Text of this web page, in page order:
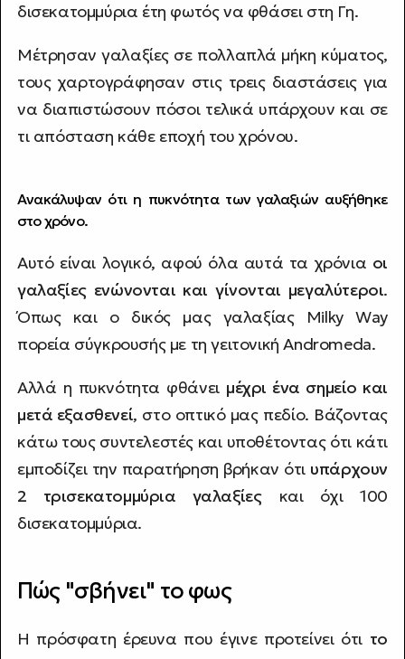
δισεκατομμύρια έτη φωτός να φθάσει στη Γη.
Μέτρησαν γαλαξίες σε πολλαπλά μήκη κύματος,
τους χαρτογράφησαν στις τρεις διαστάσεις για
να διαπιστώσουν πόσοι τελικά υπάρχουν και σε
τι απόσταση κάθε εποχή του χρόνου.
Ανακάλυψαν ότι η πυκνότητα των γαλαξιών αυξήθηκε
στο χρόνο.
Αυτό είναι λογικό, αφού όλα αυτά τα χρόνια οι
γαλαξίες ενώνονται και γίνονται μεγαλύτεροι.
Όπως και ο δικός μας γαλαξίας Milky Way
πορεία σύγκρουσής με τη γειτονική Andromeda.
Αλλά η πυκνότητα φθάνει μέχρι ένα σημείο και
μετά εξασθενεί, στο οπτικό μας πεδίο. Βάζοντας
κάτω τους συντελεστές και υποθέτοντας ότι κάτι
εμποδίζει την παρατήρηση βρήκαν ότι υπάρχουν
2 τρισεκατομμύρια γαλαξίεςκαι όχι 100
δισεκατομμύρια.
Πώς "σβήνει" το φως
Η πρόσφατη έρευνα που έγινε προτείνει ότι το